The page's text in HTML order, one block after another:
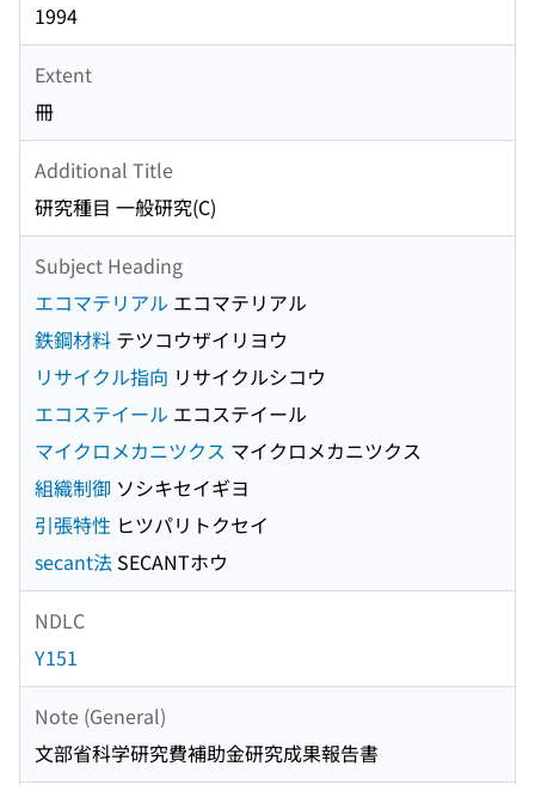
1994
Extent
冊
Additional Title
研究種目 一般研究(C)
Subject Heading
エコマテリアル エコマテリアル
鉄鋼材料 テツコウザイリヨウ
リサイクル指向 リサイクルシコウ
エコステイール エコステイール
マイクロメカニツクス マイクロメカニツクス
組織制御 ソシキセイギヨ
引張特性 ヒツパリトクセイ
secant法 SECANTホウ
NDLC
Y151
Note (General)
文部省科学研究費補助金研究成果報告書